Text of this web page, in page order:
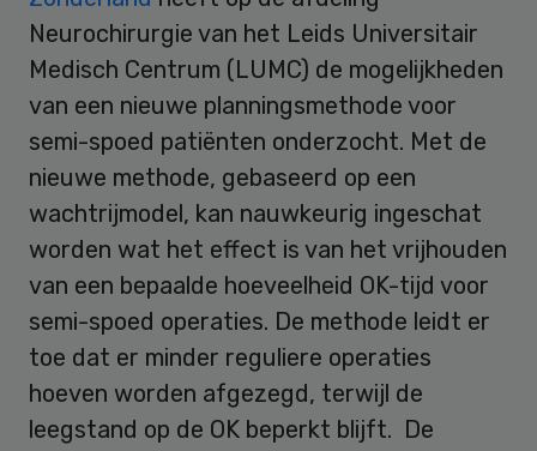
Neurochirurgie van het Leids Universitair
Medisch Centrum (LUMC) de mogelijkheden
van een nieuwe planningsmethode voor
semi-spoed patiënten onderzocht. Met de
nieuwe methode, gebaseerd op een
wachtrijmodel, kan nauwkeurig ingeschat
worden wat het effect is van het vrijhouden
van een bepaalde hoeveelheid OK-tijd voor
semi-spoed operaties. De methode leidt er
toe dat er minder reguliere operaties
hoeven worden afgezegd, terwijl de
leegstand op de OK beperkt blijft. De